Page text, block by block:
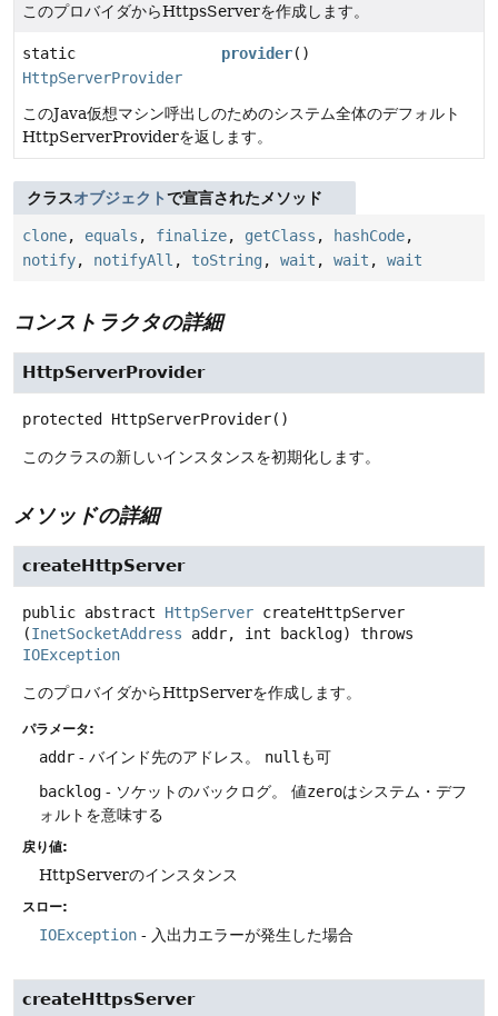
このプロバイダからHttpsServerを作成します。
static
HttpServerProvider
provider()
このJava仮想マシン呼出しのためのシステム全体のデフォルト
HttpServerProviderを返します。
クラスオブジェクトで宣言されたメソッド
clone, equals , finalize, getClass , hashCode,
notify, notifyAll , toString , wait , wait , wait
コンストラクタの詳細
HttpServerProvider
protected HttpServerProvider()
このクラスの新しいインスタンスを初期化します。
メソッドの詳細
createHttpServer
public abstract HttpServer createHttpServer
(InetSocketAddress addr, int backlog)
throws
IOException
このプロバイダからHttpServerを作成します。
パラメータ:
addr - バインド先のアドレス。 null も可
backlog - ソケットのバックログ。 値zeroはシステム・デフ
ォルトを意味する
戻り値:
HttpServerのインスタンス
スロー:
IOException - 入出力エラーが発生した場合
createHttpsServer